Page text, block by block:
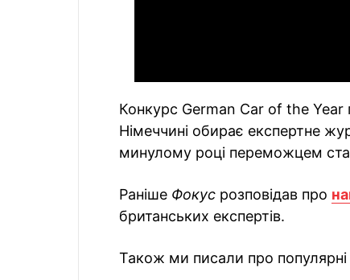
Конкурс German Car of the Year
Німеччині обирає експертне
минулому році переможцем
Раніше Фокус розповідав про
британських експертів.
Також ми писали про популярні